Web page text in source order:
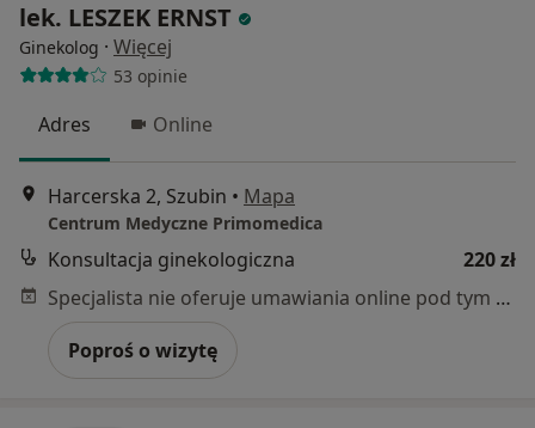
lek. LESZEK ERNST
Ginekolog · Więcej
53 opinie
Adres Online
Harcerska 2, Szubin • Mapa
Centrum Medyczne Primomedica
Konsultacja ginekologiczna
220 zł
Specjalista nie oferuje umawiania online pod tym adresem.
Poproś o wizytę